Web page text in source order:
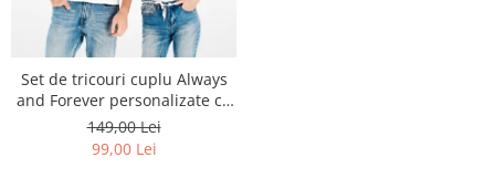
Set de tricouri cuplu Always
and Forever personalizate cu
tematica Valentines Day
149,00 Lei
99,00 Lei